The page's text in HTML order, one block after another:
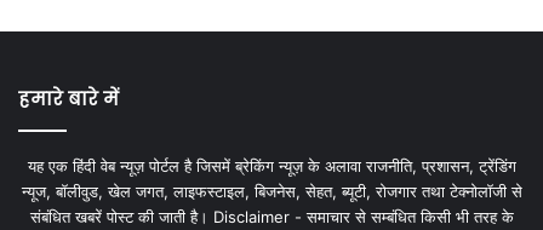
हमारे बारे में
यह एक हिंदी वेब न्यूज़ पोर्टल है जिसमें ब्रेकिंग न्यूज़ के अलावा राजनीति, प्रशासन, ट्रेंडिंग
न्यूज, बॉलीवुड, खेल जगत, लाइफस्टाइल, बिजनेस, सेहत, ब्यूटी, रोजगार तथा टेक्नोलॉजी से
संबंधित खबरें पोस्ट की जाती है। Disclaimer - समाचार से सम्बंधित किसी भी तरह के